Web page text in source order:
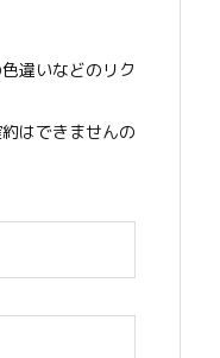
違いなどのリク
はできませんの